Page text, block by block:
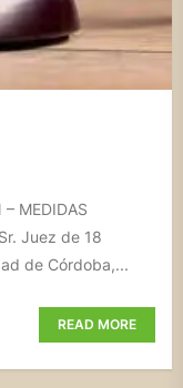
– MEDIDAS
Juez de 18
de Córdoba,...
READ MORE